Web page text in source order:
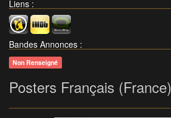
Liens :
Bandes Annonces :
Non Renseigné
Posters Français (France)